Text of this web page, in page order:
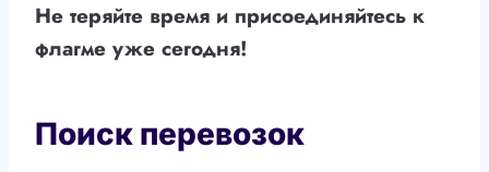
Не теряйте время и присоединяйтесь к
флагме уже сегодня!
Поиск перевозок